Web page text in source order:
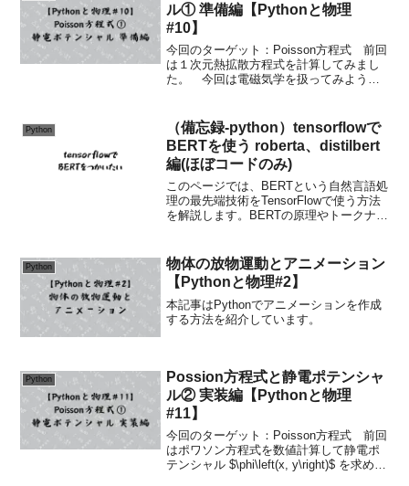
ル① 準備編【Pythonと物理
#10】
今回のターゲット：Poisson方程式 前回
は１次元熱拡散方程式を計算してみまし
た。 今回は電磁気学を扱ってみようか
ル$\phi\left(x, y\right...
Python
（備忘録-python）tensorflowで
BERTを使う roberta、distilbert
編(ほぼコードのみ)
このページでは、BERTという自然言語処
理の最先端技術をTensorFlowで使う方法
を解説します。BERTの原理やトークナイ
ピペ用にどうぞ！
Python
物体の放物運動とアニメーション
【Pythonと物理#2】
本記事はPythonでアニメーションを作成
する方法を紹介しています。
Python
Possion方程式と静電ポテンシャ
ル② 実装編【Pythonと物理
#11】
今回のターゲット：Poisson方程式 前回
はポワソン方程式を数値計算して静電ポ
テンシャル $\phi\left(x, y\right)$ を求める